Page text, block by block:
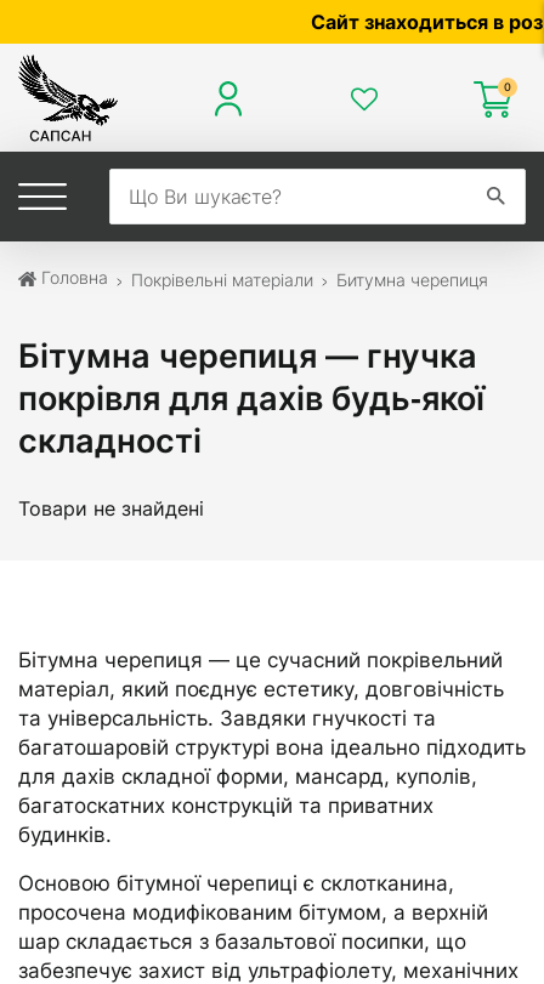
Сайт знаходиться в
0
Головна Покрівельні матеріали Битумна черепиця
Бітумна черепиця — гнучка
покрівля для дахів будь‑якої
складності
Товари не знайдені
Бітумна черепиця — це сучасний покрівельний
матеріал, який поєднує естетику, довговічність
та універсальність. Завдяки гнучкості та
багатошаровій структурі вона ідеально підходить
для дахів складної форми, мансард, куполів,
багатоскатних конструкцій та приватних
будинків.
Основою бітумної черепиці є склотканина,
просочена модифікованим бітумом, а верхній
шар складається з базальтової посипки, що
забезпечує захист від ультрафіолету, механічних